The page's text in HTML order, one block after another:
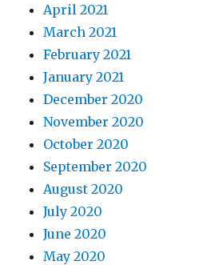
April 2021
March 2021
February 2021
January 2021
December 2020
November 2020
October 2020
September 2020
August 2020
July 2020
June 2020
May 2020